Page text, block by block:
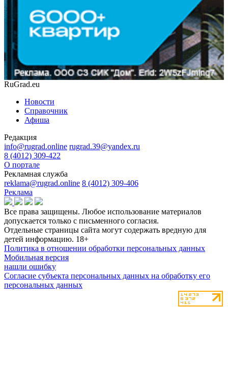
RuGrad.eu
Новости
Справочник
Афиша
Редакция
info@rugrad.online rugrad.39@yandex.ru
8 (4012) 309-422
О портале
Рекламная служба
reklama@rugrad.online 8 (4012) 309-406
Реклама
Все права защищены. Любое использование материалов
допускается только с письменного согласия.
Отдельные страницы сайта могут содержать вредную для
детей информацию. 18+
Политика в отношении обработки персональных данных
Мобильная версия
нашли ошибку
Согласие субъекта персональных данных на обработку его
персональных данных